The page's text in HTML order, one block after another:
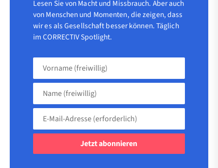
Lesen Sie von Macht und Missbrauch. Aber auch
von Menschen und Momenten, die zeigen, dass
wir es als Gesellschaft besser können. Täglich
im CORRECTIV Spotlight.
Vorname
Name
(freiwillig)
Adresse